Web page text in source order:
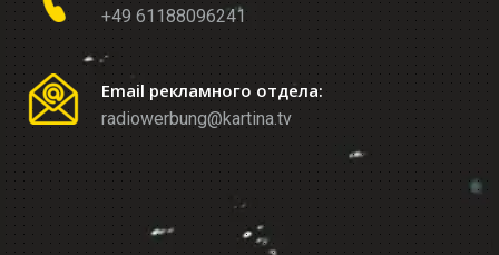
+49 61188096241
Email рекламного отдела:
radiowerbung@kartina.tv